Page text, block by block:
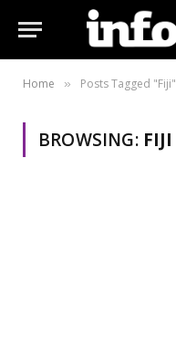
Home » Posts Tagged "Fiji"
BROWSING: FIJI